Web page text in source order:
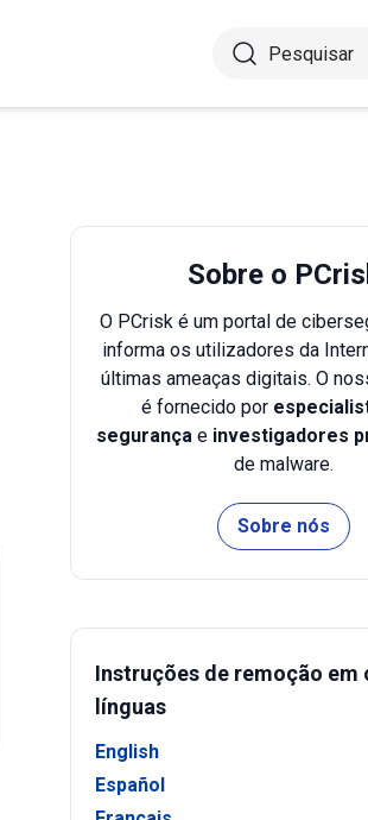
Sobre o
O PCrisk é um portal de
informa os utilizadores da
últimas ameaças digitais. O
é fornecido por
segurança e investigadores
de malware.
Sobre nós
Instruções de remoção em
línguas
English
Español